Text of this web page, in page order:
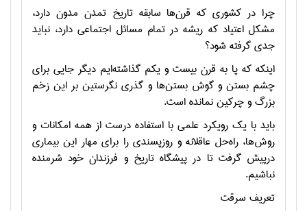
چرا در كشوري كه قرن‌ها سابقه تاريخ تمدن مدون دارد،
مشكل اعتياد كه ريشه در تمام مسائل اجتماعي دارد، نبايد
جدي گرفته شود؟
اينكه كه پا به قرن بيست و يكم گذاشته‌ايم ديگر جايي براي
چشم بستن و گوش بستن‌ها و گذري نگرستين بر اين زخم
بزرگ و چركين نمانده است.
بايد با يك رويكرد علمي با استفاده درست از همه امكانات و
روش‌ها، را‌ه‌حل عاقلانه و روزپسندي را براي مهار اين بيماري
درپيش گرفت تا در پيشگاه تاريخ و فرزندان خود شرمنده
نباشيم.
تعريف سرقت